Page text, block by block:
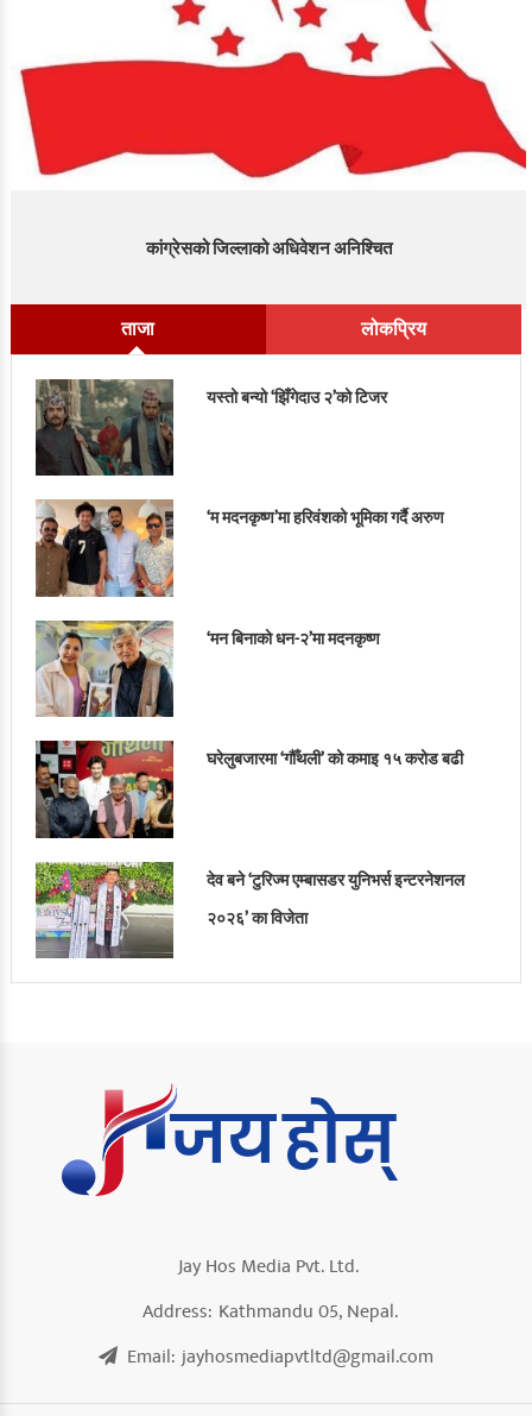
कांग्रेसको जिल्लाको अधिवेशन अनिश्चित
ताजा लोकप्रिय
यस्तो बन्यो ‘झिँगेदाउ २’को टिजर
‘म मदनकृष्ण’मा हरिवंशको भूमिका गर्दै अरुण
‘मन बिनाको धन-२’मा मदनकृष्ण
घरेलुबजारमा ‘गौँथली’ को कमाइ १५ करोड बढी
देव बने ‘टुरिज्म एम्बासडर युनिभर्स इन्टरनेशनल
२०२६’ का विजेता
Jay Hos Media Pvt. Ltd.
Address: Kathmandu 05, Nepal.
Email: jayhosmediapvtltd@gmail.com